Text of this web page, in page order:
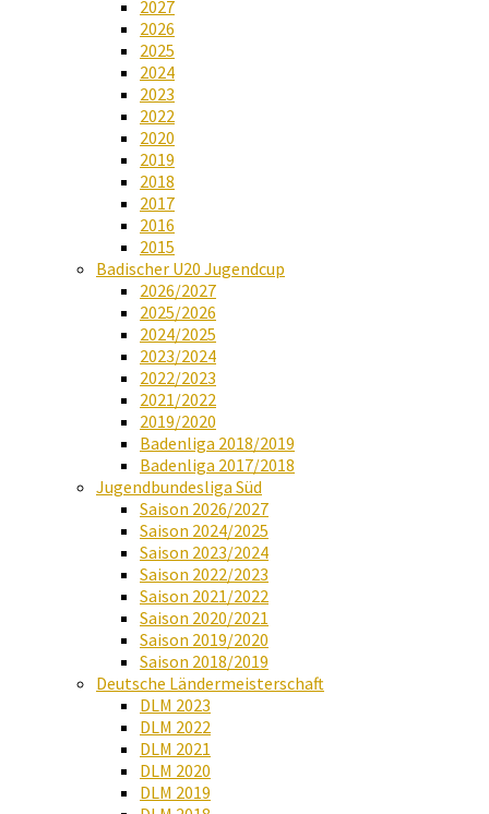
2027
2026
2025
2024
2023
2022
2020
2019
2018
2017
2016
2015
Badischer U20 Jugendcup
2026/2027
2025/2026
2024/2025
2023/2024
2022/2023
2021/2022
2019/2020
Badenliga 2018/2019
Badenliga 2017/2018
Jugendbundesliga Süd
Saison 2026/2027
Saison 2024/2025
Saison 2023/2024
Saison 2022/2023
Saison 2021/2022
Saison 2020/2021
Saison 2019/2020
Saison 2018/2019
Deutsche Ländermeisterschaft
DLM 2023
DLM 2022
DLM 2021
DLM 2020
DLM 2019